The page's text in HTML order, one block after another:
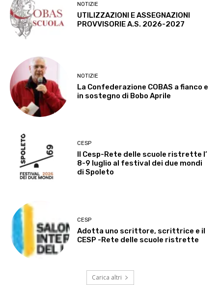
NOTIZIE
UTILIZZAZIONI E ASSEGNAZIONI
PROVVISORIE A.S. 2026-2027
NOTIZIE
La Confederazione COBAS a fianco e
in sostegno di Bobo Aprile
CESP
Il Cesp-Rete delle scuole ristrette l’
8-9 luglio al festival dei due mondi
di Spoleto
CESP
Adotta uno scrittore, scrittrice e il
CESP -Rete delle scuole ristrette
Carica altri